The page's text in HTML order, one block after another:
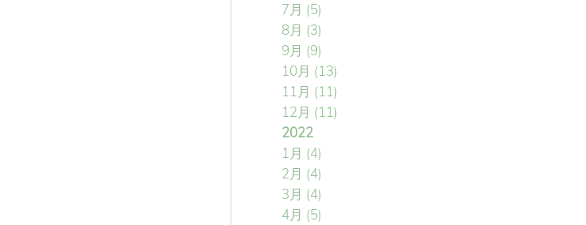
7月 (5)
8月 (3)
9月 (9)
10月 (13)
11月 (11)
12月 (11)
2022
1月 (4)
2月 (4)
3月 (4)
4月 (5)